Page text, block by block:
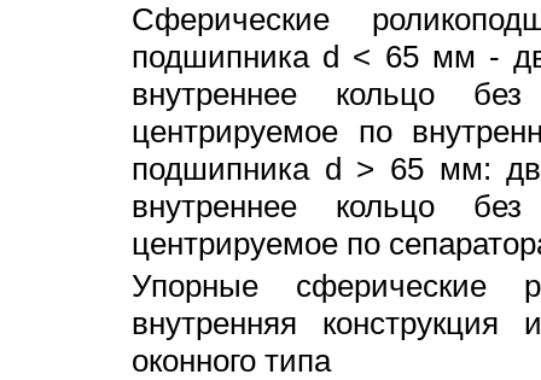
Сферические
подшипника d < 65 мм -
внутреннее кольцо
центрируемое по
подшипника d > 65 мм:
внутреннее кольцо
центрируемое по
Упорные сферические
внутренняя
оконного типа